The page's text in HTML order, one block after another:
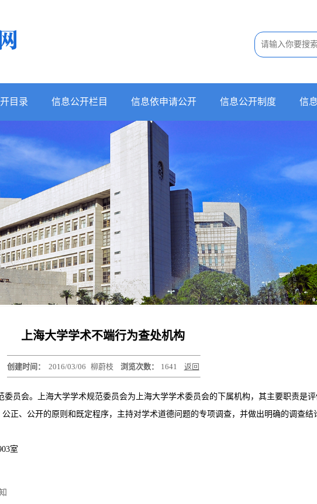
目录 信息公开栏目 信息依申请公开 信息公开制度 信
上海大学学术不端行为查处机构
创建时间： 2016/03/06 柳蔚枝 浏览次数： 1641 返回
会。上海大学学术规范委员会为上海大学学术委员会的下属机构，其主要职责是评
正、公开的原则和既定程序，主持对学术道德问题的专项调查，并做出明确的调查结
室